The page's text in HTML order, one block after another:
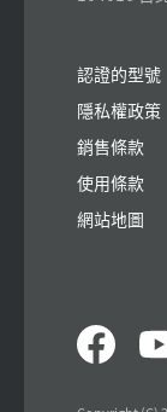
認證的型號
隱私權政策
銷售條款
使用條款
網站地圖